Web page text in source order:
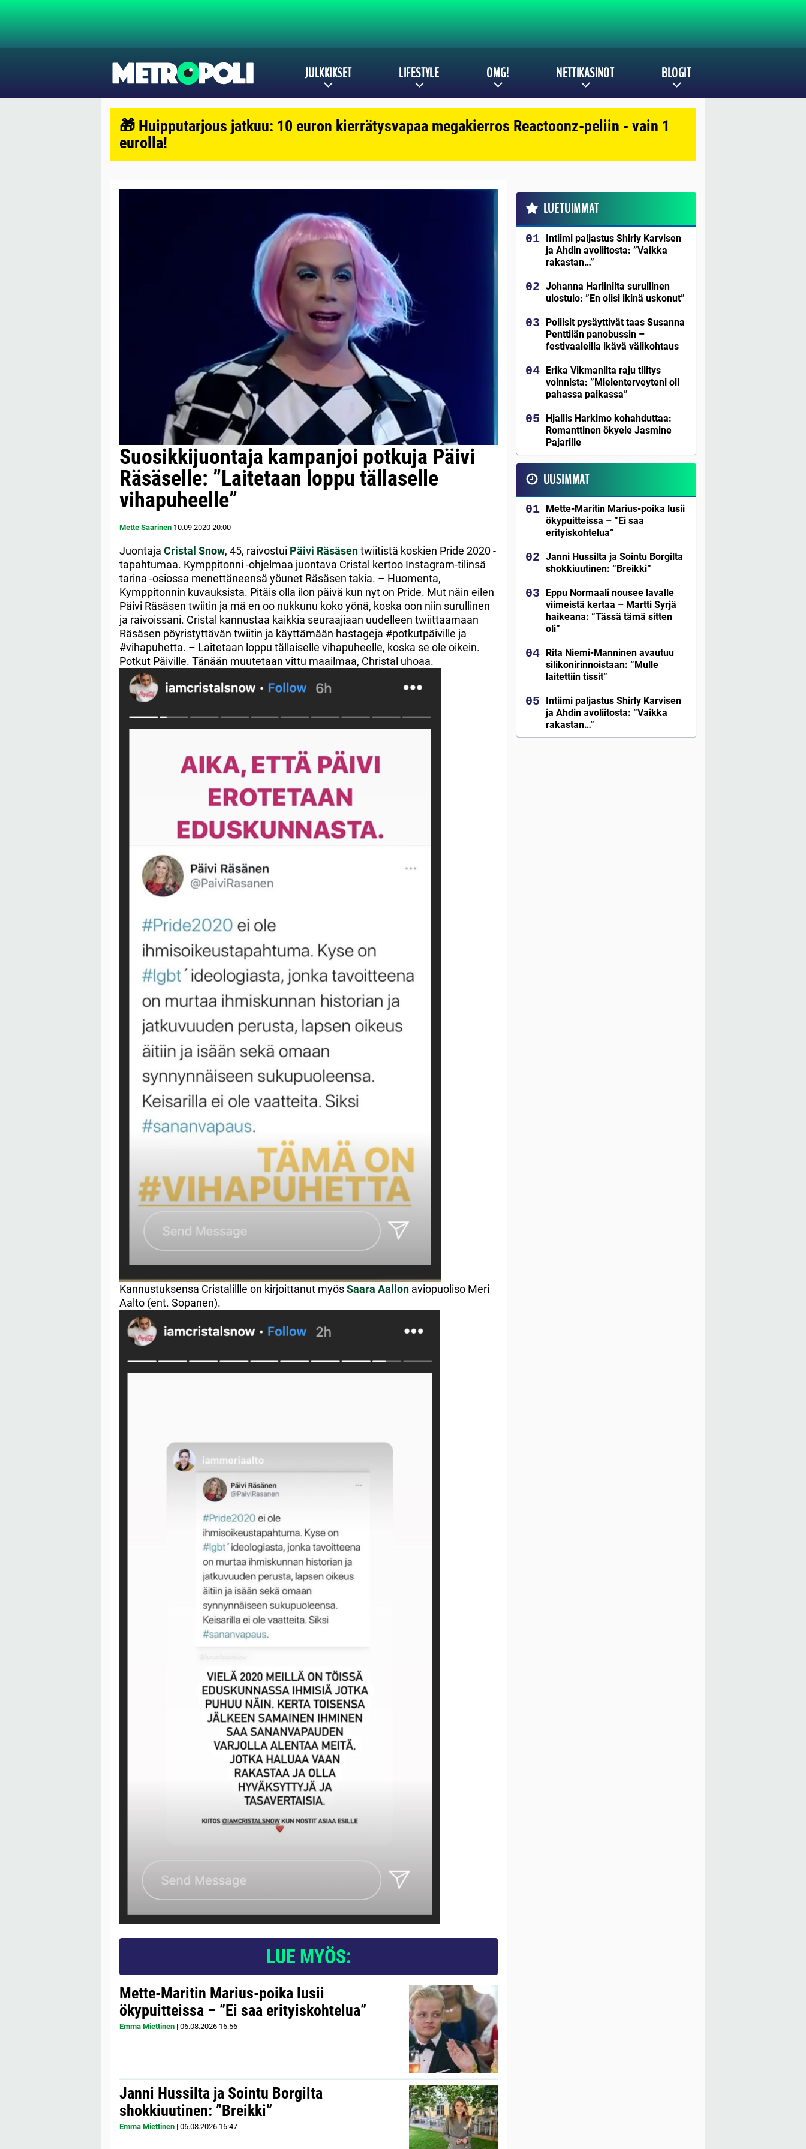
JULKKIKSET LIFESTYLE OMG! NETTIKASINOT BLOGIT
🎁 Huipputarjous jatkuu: 10 euron kierrätysvapaa megakierros Reactoonz-peliin - vain 1
eurolla!
Suosikkijuontaja kampanjoi potkuja Päivi
Räsäselle: ”Laitetaan loppu tällaselle
vihapuheelle”
Mette Saarinen 10.09.2020 20:00
Juontaja Cristal Snow, 45, raivostui Päivi Räsäsentwiitistä koskien Pride 2020 -
tapahtumaa. Kymppitonni -ohjelmaa juontava Cristal kertoo Instagram-tilinsä
tarina -osiossa menettäneensä yöunet Räsäsen takia. – Huomenta,
Kymppitonnin kuvauksista. Pitäis olla ilon päivä kun nyt on Pride. Mut näin eilen
Päivi Räsäsen twiitin ja mä en oo nukkunu koko yönä, koska oon niin surullinen
ja raivoissani. Cristal kannustaa kaikkia seuraajiaan uudelleen twiittaamaan
Räsäsen pöyristyttävän twiitin ja käyttämään hastageja #potkutpäiville ja
#vihapuhetta. – Laitetaan loppu tällaiselle vihapuheelle, koska se ole oikein.
Potkut Päiville. Tänään muutetaan vittu maailmaa, Christal uhoaa.
Kannustuksensa Cristalillle on kirjoittanut myösSaara Aallon aviopuoliso Meri
Aalto (ent. Sopanen).
LUE MYÖS:
Mette-Maritin Marius-poika lusii
ökypuitteissa – ”Ei saa erityiskohtelua”
Emma Miettinen | 06.08.2026 16:56
Janni Hussilta ja Sointu Borgilta
shokkiuutinen: ”Breikki”
Emma Miettinen | 06.08.2026 16:47
LUETUIMMAT
Intiimi paljastus Shirly Karvisen
ja Ahdin avoliitosta: ”Vaikka
rakastan…”
Johanna Harlinilta surullinen
ulostulo: ”En olisi ikinä uskonut”
Poliisit pysäyttivät taas Susanna
Penttilän panobussin –
festivaaleilla ikävä välikohtaus
Erika Vikmanilta raju tilitys
voinnista: ”Mielenterveyteni oli
pahassa paikassa”
Hjallis Harkimo kohahduttaa:
Romanttinen ökyele Jasmine
Pajarille
UUSIMMAT
Mette-Maritin Marius-poika lusii
ökypuitteissa – ”Ei saa
erityiskohtelua”
Janni Hussilta ja Sointu Borgilta
shokkiuutinen: ”Breikki”
Eppu Normaali nousee lavalle
viimeistä kertaa – Martti Syrjä
haikeana: ”Tässä tämä sitten
oli”
Rita Niemi-Manninen avautuu
silikonirinnoistaan: ”Mulle
laitettiin tissit”
Intiimi paljastus Shirly Karvisen
ja Ahdin avoliitosta: ”Vaikka
rakastan…”